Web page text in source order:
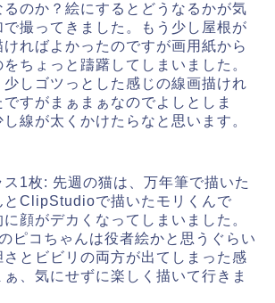
るのか？絵にするとどうなるかが気
で撮ってきました。もう少し屋根が
ければよかったのですが画用紙から
ちょっと躊躇してしまいました。
少しゴツっとした感じの線画描けれ
ですがまぁまぁなのでよしとしま
線が太くかけたらなと思います。
ス1枚: 先週の猫は、万年筆で描いた
とClipStudioで描いたモリくんで
顔がデカくなってしまいました。
ピコちゃんは役者絵かと思うぐらい
さとビビリの両方が出てしまった感
ぁ、気にせずに楽しく描いて行きま